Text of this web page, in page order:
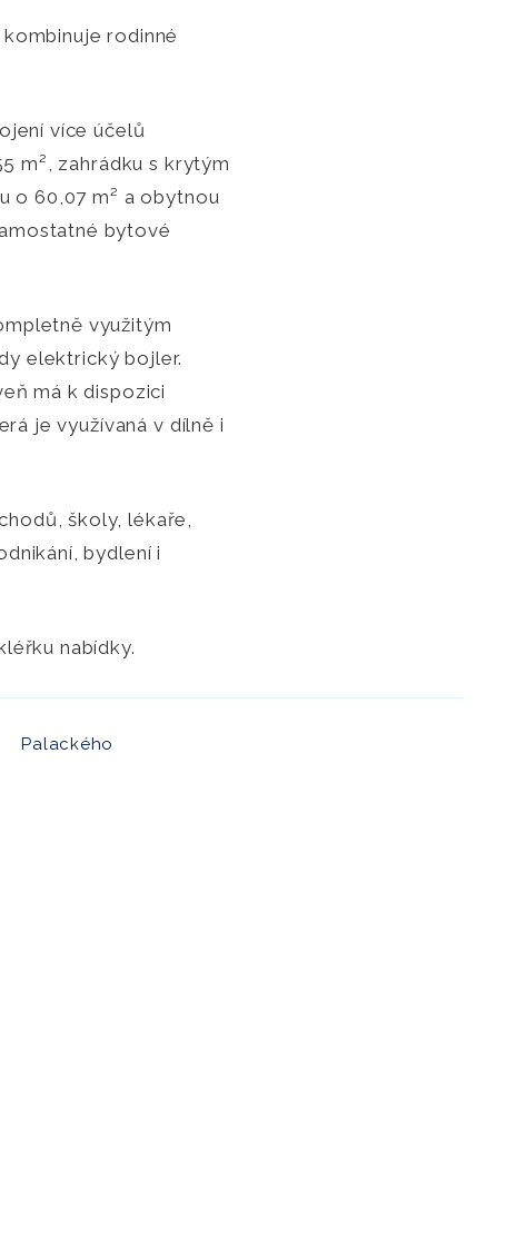
rodinné
více účelů
m², zahrádku s krytým
o 60,07 m² a obytnou
bytové
využitým
elektrický bojler.
má k dispozici
je využívaná v dílně i
školy, lékaře,
bydlení i
nabídky.
Palackého